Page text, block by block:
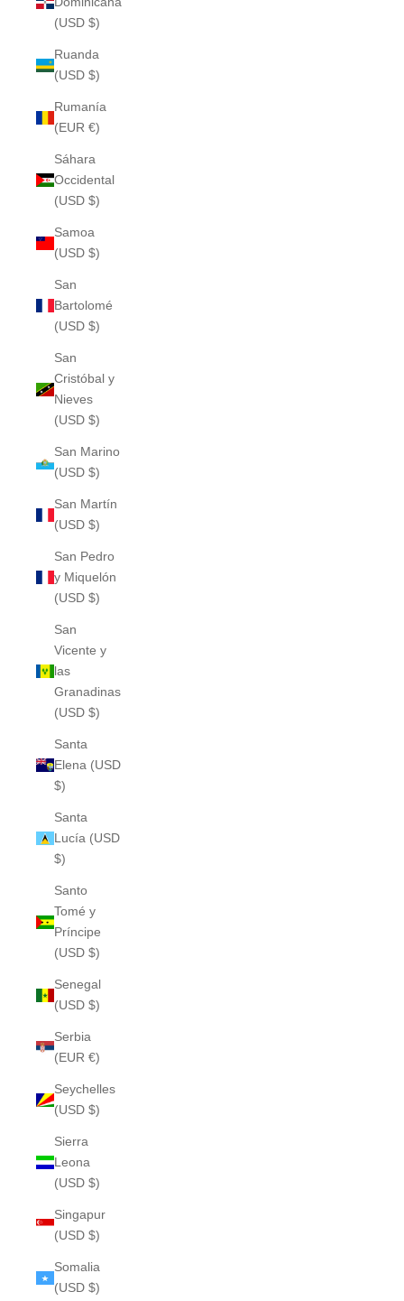
(USD $)
Ruanda
(USD $)
Rumanía
(EUR €)
Sáhara
Occidental
(USD $)
Samoa
(USD $)
San
Bartolomé
(USD $)
San
Cristóbal y
Nieves
(USD $)
San Marino
(USD $)
San Martín
(USD $)
San Pedro
y Miquelón
(USD $)
San
Vicente y
las
Granadinas
(USD $)
Santa
Elena (USD
$)
Santa
Lucía (USD
$)
Santo
Tomé y
Príncipe
(USD $)
Senegal
(USD $)
Serbia
(EUR €)
Seychelles
(USD $)
Sierra
Leona
(USD $)
Singapur
(USD $)
Somalia
(USD $)